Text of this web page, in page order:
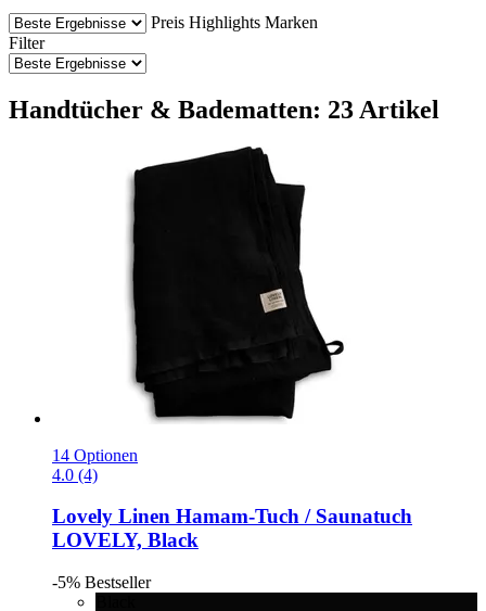
Preis Highlights Marken
Filter
Handtücher & Badematten: 23 Artikel
14 Optionen
4.0 (4)
Lovely Linen Hamam-​Tuch / Saunatuch
LOVELY, Black
-5% Bestseller